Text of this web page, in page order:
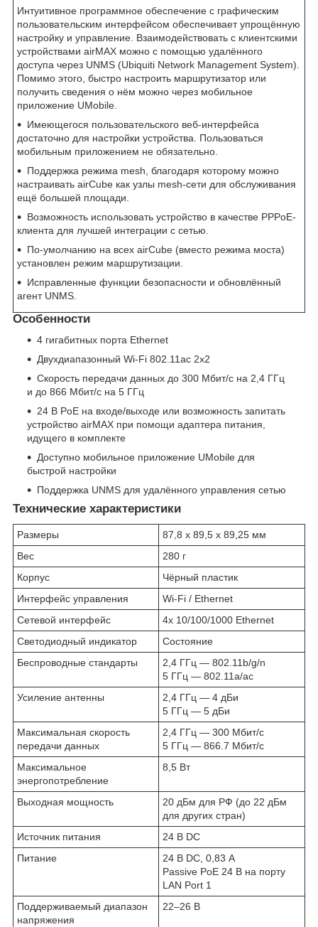
Интуитивное программное обеспечение с графическим
пользовательским интерфейсом обеспечивает упрощённую
настройку и управление. Взаимодействовать с клиентскими
устройствами airMAX можно с помощью удалённого
доступа через UNMS (Ubiquiti Network Management System).
Помимо этого, быстро настроить маршрутизатор или
получить сведения о нём можно через мобильное
приложение UMobile.
Имеющегося пользовательского веб-интерфейса
достаточно для настройки устройства. Пользоваться
мобильным приложением не обязательно.
Поддержка режима mesh, благодаря которому можно
настраивать airCube как узлы mesh-сети для обслуживания
ещё большей площади.
Возможность использовать устройство в качестве PPPoE-
клиента для лучшей интеграции с сетью.
По-умолчанию на всех airCube (вместо режима моста)
установлен режим маршрутизации.
Исправленные функции безопасности и обновлённый
агент UNMS.
Особенности
4 гигабитных порта Ethernet
Двухдиапазонный Wi-Fi 802.11ac 2x2
Скорость передачи данных до 300 Мбит/с на 2,4 ГГц
и до 866 Мбит/с на 5 ГГц
24 В PoE на входе/выходе или возможность запитать
устройство airMAX при помощи адаптера питания,
идущего в комплекте
Доступно мобильное приложение UMobile для
быстрой настройки
Поддержка UNMS для удалённого управления сетью
Технические характеристики
Размеры
87,8 x 89,5 x 89,25 мм
Вес
280 г
Корпус
Чёрный пластик
Интерфейс управления
Wi-Fi / Ethernet
Сетевой интерфейс
4х 10/100/1000 Ethernet
Светодиодный индикатор
Состояние
Беспроводные стандарты
2,4 ГГц — 802.11b/g/n
5 ГГц — 802.11a/ac
Усиление антенны
2,4 ГГц — 4 дБи
5 ГГц — 5 дБи
Максимальная скорость
передачи данных
2,4 ГГц — 300 Мбит/с
5 ГГц — 866.7 Мбит/с
Максимальное
энергопотребление
8,5 Вт
Выходная мощность
20 дБм для РФ (до 22 дБм
для других стран)
Источник питания
24 В DC
Питание
24 В DC, 0,83 А
Passive PoE 24 В на порту
LAN Port 1
Поддерживаемый диапазон
напряжения
22–26 В